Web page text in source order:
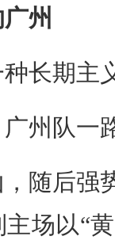
州
长期主
州队一
随后强
场以“